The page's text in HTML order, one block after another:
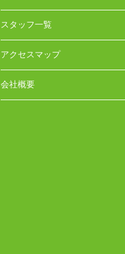
スタッフ一覧
アクセスマップ
会社概要